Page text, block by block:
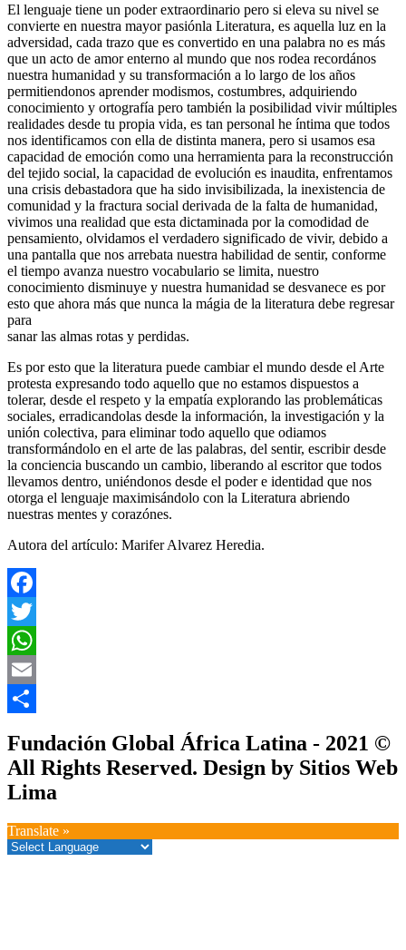
El lenguaje tiene un poder extraordinario pero si eleva su nivel se
convierte en nuestra mayor pasiónla Literatura, es aquella luz en la
adversidad, cada trazo que es convertido en una palabra no es más
que un acto de amor enterno al mundo que nos rodea recordános
nuestra humanidad y su transformación a lo largo de los años
permitiendonos aprender modismos, costumbres, adquiriendo
conocimiento y ortografía pero también la posibilidad vivir múltiples
realidades desde tu propia vida, es tan personal he íntima que todos
nos identificamos con ella de distinta manera, pero si usamos esa
capacidad de emoción como una herramienta para la reconstrucción
del tejido social, la capacidad de evolución es inaudita, enfrentamos
una crisis debastadora que ha sido invisibilizada, la inexistencia de
comunidad y la fractura social derivada de la falta de humanidad,
vivimos una realidad que esta dictaminada por la comodidad de
pensamiento, olvidamos el verdadero significado de vivir, debido a
una pantalla que nos arrebata nuestra habilidad de sentir, conforme
el tiempo avanza nuestro vocabulario se limita, nuestro
conocimiento disminuye y nuestra humanidad se desvanece es por
esto que ahora más que nunca la mágia de la literatura debe regresar
para
sanar las almas rotas y perdidas.
Es por esto que la literatura puede cambiar el mundo desde el Arte
protesta expresando todo aquello que no estamos dispuestos a
tolerar, desde el respeto y la empatía explorando las problemáticas
sociales, erradicandolas desde la información, la investigación y la
unión colectiva, para eliminar todo aquello que odiamos
transformándolo en el arte de las palabras, del sentir, escribir desde
la conciencia buscando un cambio, liberando al escritor que todos
llevamos dentro, uniéndonos desde el poder e identidad que nos
otorga el lenguaje maximisándolo con la Literatura abriendo
nuestras mentes y corazónes.
Autora del artículo: Marifer Alvarez Heredia.
Facebook
Twitter
WhatsApp
Email
Fundación Global África Latina - 2021 ©
All Rights Reserved. Design by Sitios Web
Lima
Translate »